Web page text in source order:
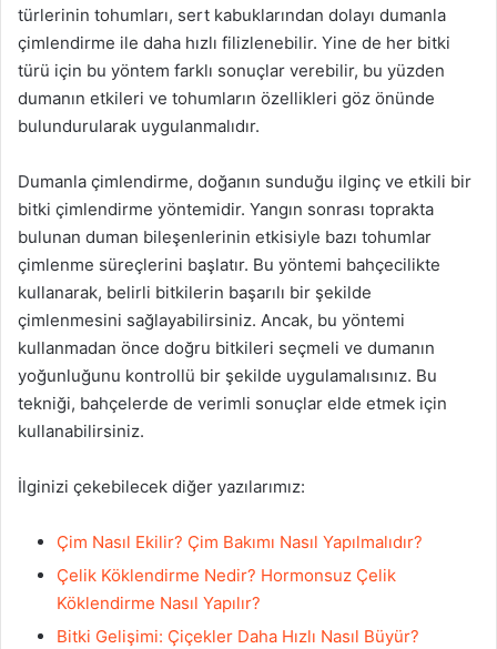
türlerinin tohumları, sert kabuklarından dolayı dumanla
çimlendirme ile daha hızlı filizlenebilir. Yine de her bitki
türü için bu yöntem farklı sonuçlar verebilir, bu yüzden
dumanın etkileri ve tohumların özellikleri göz önünde
bulundurularak uygulanmalıdır.
Dumanla çimlendirme, doğanın sunduğu ilginç ve etkili bir
bitki çimlendirme yöntemidir. Yangın sonrası toprakta
bulunan duman bileşenlerinin etkisiyle bazı tohumlar
çimlenme süreçlerini başlatır. Bu yöntemi bahçecilikte
kullanarak, belirli bitkilerin başarılı bir şekilde
çimlenmesini sağlayabilirsiniz. Ancak, bu yöntemi
kullanmadan önce doğru bitkileri seçmeli ve dumanın
yoğunluğunu kontrollü bir şekilde uygulamalısınız. Bu
tekniği, bahçelerde de verimli sonuçlar elde etmek için
kullanabilirsiniz.
İlginizi çekebilecek diğer yazılarımız:
Çim Nasıl Ekilir? Çim Bakımı Nasıl Yapılmalıdır?
Çelik Köklendirme Nedir? Hormonsuz Çelik
Köklendirme Nasıl Yapılır?
Bitki Gelişimi: Çiçekler Daha Hızlı Nasıl Büyür?